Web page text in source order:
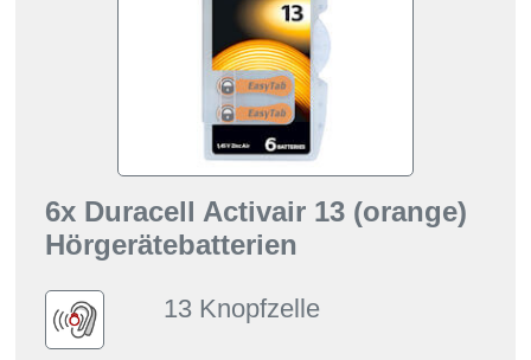
6x Duracell Activair 13 (orange)
Hörgerätebatterien
13 Knopfzelle